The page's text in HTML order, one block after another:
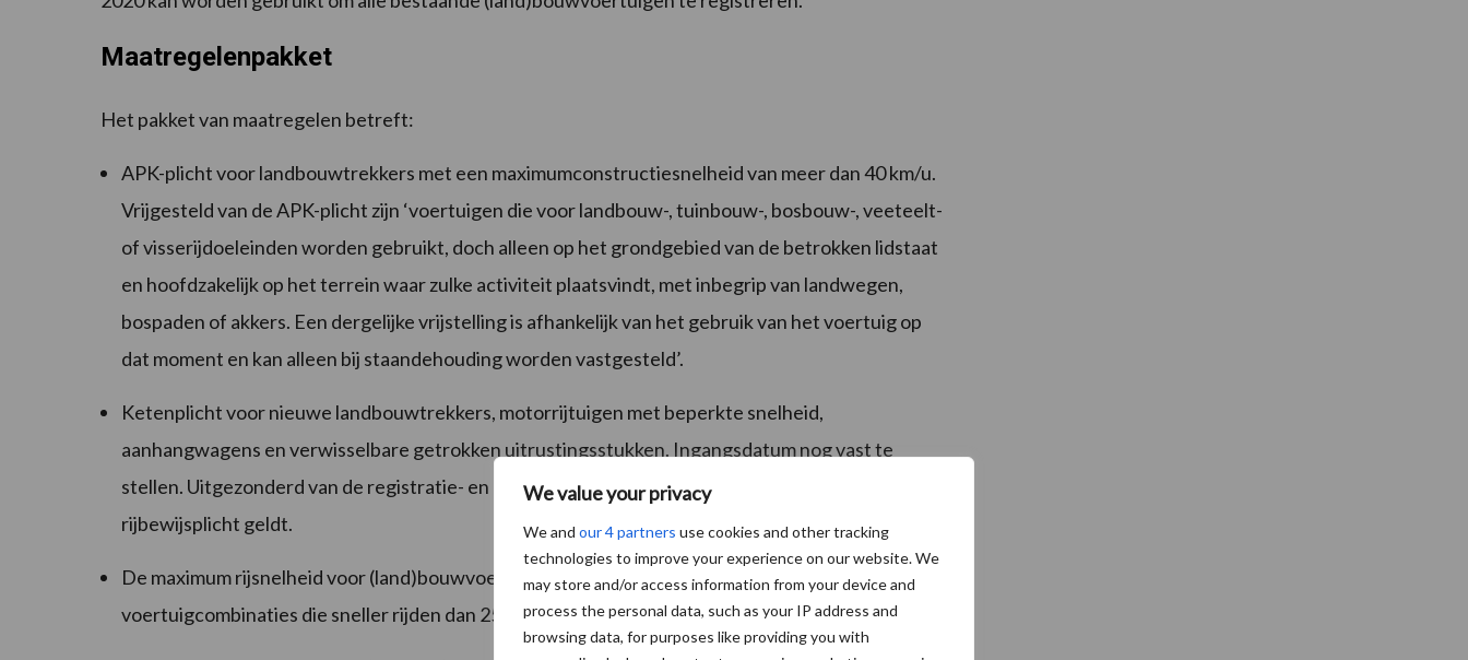
We value your privacy
We and our 4 partners use cookies and other tracking
technologies to improve your experience on our website. We
may store and/or access information from your device and
process the personal data, such as your IP address and
browsing data, for purposes like providing you with
Maatregelenpakket
Het pakket van maatregelen betreft:
APK-plicht voor landbouwtrekkers met een maximumconstructiesnelheid van meer dan 40 km/u.
Vrijgesteld van de APK-plicht zijn ‘voertuigen die voor landbouw-, tuinbouw-, bosbouw-, veeteelt-
of visserijdoeleinden worden gebruikt, doch alleen op het grondgebied van de betrokken lidstaat
en hoofdzakelijk op het terrein waar zulke activiteit plaatsvindt, met inbegrip van landwegen,
bospaden of akkers. Een dergelijke vrijstelling is afhankelijk van het gebruik van het voertuig op
dat moment en kan alleen bij staandehouding worden vastgesteld’.
Ketenplicht voor nieuwe landbouwtrekkers, motorrijtuigen met beperkte snelheid,
aanhangwagens en verwisselbare getrokken uitrustingsstukken. Ingangsdatum nog vast te
stellen. Uitgezonderd van de registratie- en kentekenplicht zijn motorrijtuigen waarvoor geen T-
rijbewijsplicht geldt.
De maximum rijsnelheid voor (land)bouwvoertuigen wordt 40 km/u. Voertuigen of
voertuigcombinaties die sneller rijden dan 25 km/u, moeten zijn voorzien van een kentekenplaat.